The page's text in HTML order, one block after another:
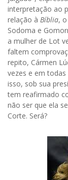
interpretação ao
relação à Bíblia,
Sodoma e
a mulher de Lot
faltem
repito, Cármen
vezes e em
isso, sob sua
tem reafirmado
não ser que ela
Corte. Será?